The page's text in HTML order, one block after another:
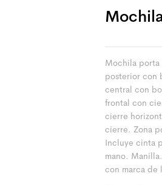
Mochila
posterior con
central con
frontal con
cierre
cierre. Zona
Incluye cinta
mano.
con marca de